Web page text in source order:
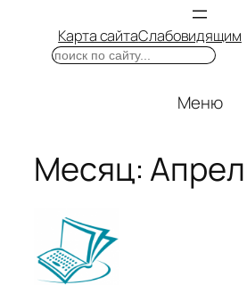
Карта сайтаСлабовидящим
Поиск
Меню
Месяц: